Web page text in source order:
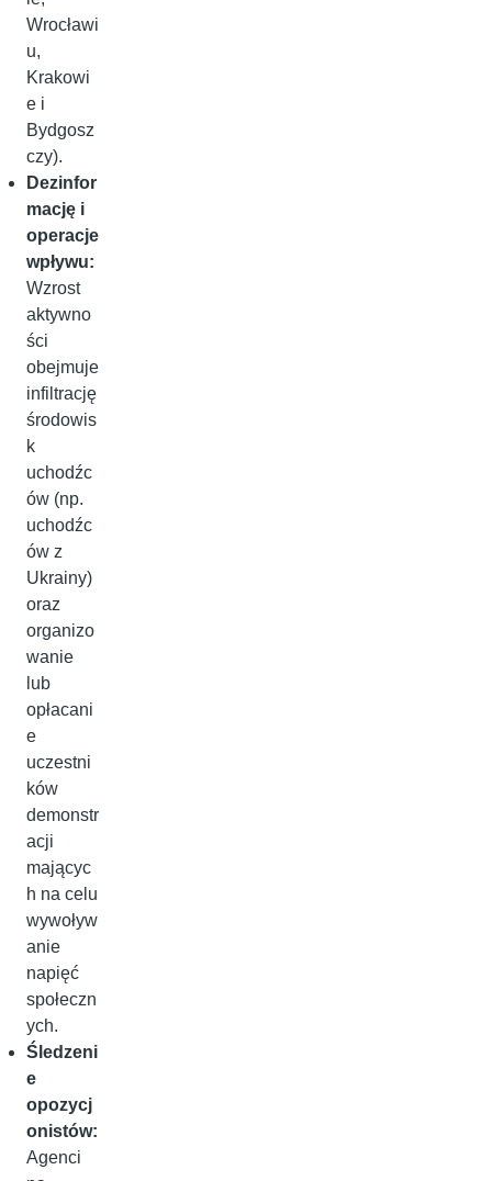
Wrocławi
u,
Krakowi
e i
Bydgosz
czy).
Dezinfor
mację i
operacje
wpływu:
Wzrost
aktywno
ści
obejmuje
infiltrację
środowis
k
uchodźc
ów (np.
uchodźc
ów z
Ukrainy)
oraz
organizo
wanie
lub
opłacani
e
uczestni
ków
demonstr
acji
mającyc
h na celu
wywoływ
anie
napięć
społeczn
ych.
Śledzeni
e
opozycj
onistów:
Agenci